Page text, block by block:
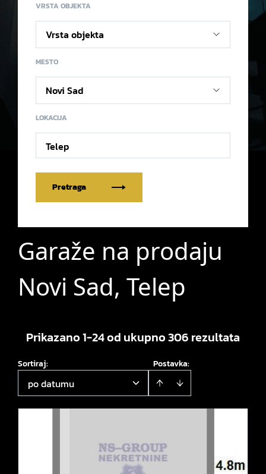
VRSTA OBJEKTA
MESTO
LOKACIJA
Telep
Pretraga
Garaže na prodaju
Novi Sad, Telep
Prikazano 1-24 od ukupno 306 rezultata
Postavka:
Sortiraj:
po datumu